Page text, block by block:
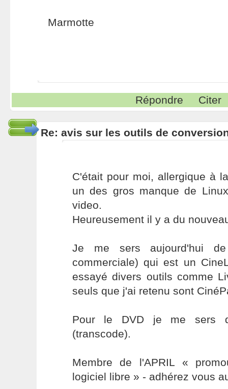
Marmotte
Répondre Citer
Re: avis sur les outils de
C'était pour moi, allergique à
un des gros manque de
video.
Heureusement il y a du
Je me sers aujourd'hui de
commerciale) qui est un
essayé divers outils comme
seuls que j'ai retenu sont
Pour le DVD je me sers
(transcode).
Membre de l'APRIL «
logiciel libre » - adhérez vous